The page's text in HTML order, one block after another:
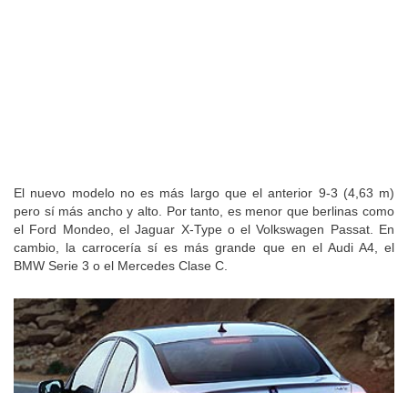
El nuevo modelo no es más largo que el anterior 9-3 (4,63 m)
pero sí más ancho y alto. Por tanto, es menor que berlinas como
el Ford Mondeo, el Jaguar X-Type o el Volkswagen Passat. En
cambio, la carrocería sí es más grande que en el Audi A4, el
BMW Serie 3 o el Mercedes Clase C.